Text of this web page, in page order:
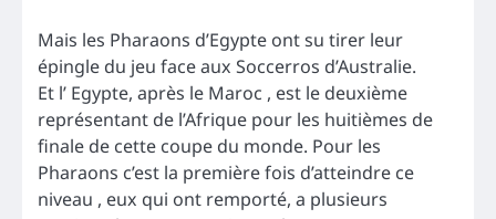
Mais les Pharaons d’Egypte ont su tirer leur
épingle du jeu face aux Soccerros d’Australie.
Et l’ Egypte, après le Maroc , est le deuxième
représentant de l’Afrique pour les huitièmes de
finale de cette coupe du monde. Pour les
Pharaons c’est la première fois d’atteindre ce
niveau , eux qui ont remporté, a plusieurs